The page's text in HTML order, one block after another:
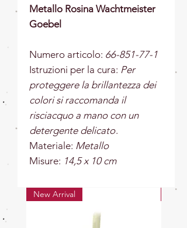
Metallo Rosina Wachtmeister
Goebel
Numero articolo: 66-851-77-1
Istruzioni per la cura: Per
proteggere la brillantezza dei
colori si raccomanda il
risciacquo a mano con un
detergente delicato.
Materiale: Metallo
Misure: 14,5 x 10 cm
New Arrival